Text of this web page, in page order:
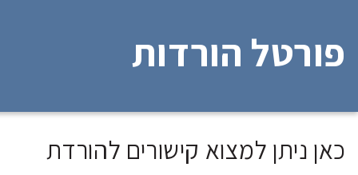
פורטל הורדות
כאן ניתן למצוא קישורים להורדת